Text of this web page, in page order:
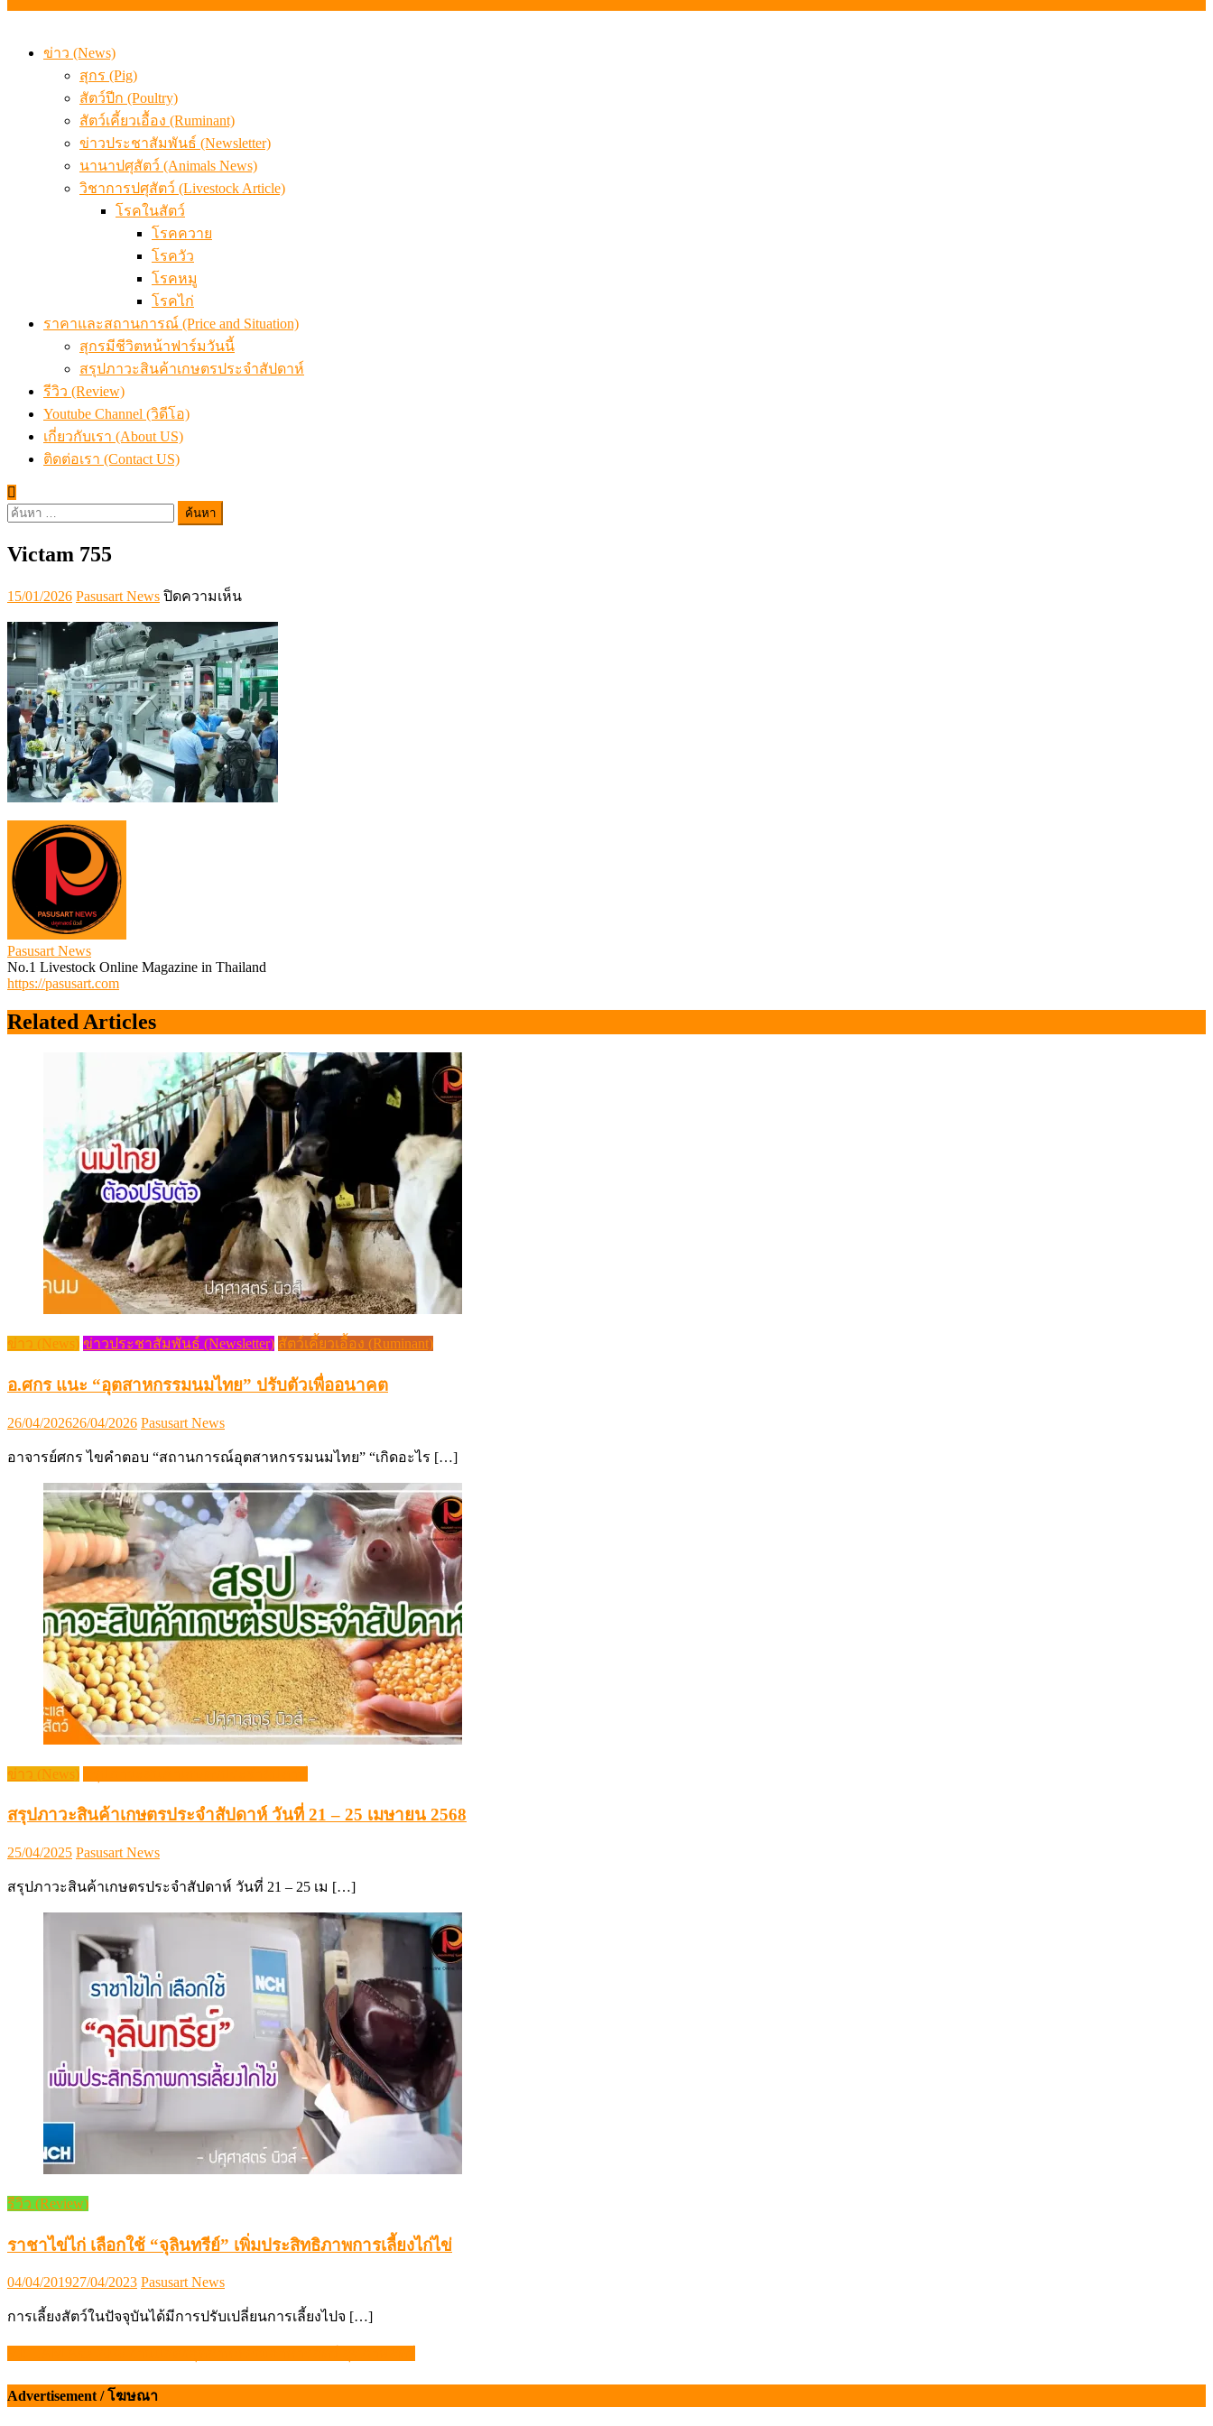
ข่าว (News)
สุกร (Pig)
สัตว์ปีก (Poultry)
สัตว์เคี้ยวเอื้อง (Ruminant)
ข่าวประชาสัมพันธ์ (Newsletter)
นานาปศุสัตว์ (Animals News)
วิชาการปศุสัตว์ (Livestock Article)
โรคในสัตว์
โรคควาย
โรควัว
โรคหมู
โรคไก่
ราคาและสถานการณ์ (Price and Situation)
สุกรมีชีวิตหน้าฟาร์มวันนี้
สรุปภาวะสินค้าเกษตรประจำสัปดาห์
รีวิว (Review)
Youtube Channel (วิดีโอ)
เกี่ยวกับเรา (About US)
ติดต่อเรา (Contact US)
ค้นหา
Victam 755
Posted
on
15/01/2026 Author
Pasusart News ปิดความเห็นบน
755
Pasusart News
No.1 Livestock Online Magazine in Thailand
https://pasusart.com
Related Articles
ข่าว (News) ข่าวประชาสัมพันธ์ (Newsletter) สัตว์เคี้ยวเอื้อง (Ruminant)
อ.ศกร แนะ “อุตสาหกรรมนมไทย” ปรับตัวเพื่ออนาคต
Posted
26/04/202626/04/2026 Author
Pasusart News
อาจารย์ศกร ไขคำตอบ “สถานการณ์อุตสาหกรรมนมไทย” “เกิดอะไร […]
ข่าว (News)
สรุปภาวะสินค้าเกษตรประจำสัปดาห์ วันที่ 21 – 25 เมษายน 2568
Posted
25/04/2025 Author
Pasusart News
สรุปภาวะสินค้าเกษตรประจำสัปดาห์ วันที่ 21 – 25 เม […]
รีวิว (Review)
ราชาไข่ไก่ เลือกใช้ “จุลินทรีย์” เพิ่มประสิทธิภาพการเลี้ยงไก่ไข่
Posted
04/04/201927/04/2023 Author
Pasusart News
การเลี้ยงสัตว์ในปัจจุบันได้มีการปรับเปลี่ยนการเลี้ยงไปจ […]
แนะแนว
เรื่อง
Advertisement / โฆษณา